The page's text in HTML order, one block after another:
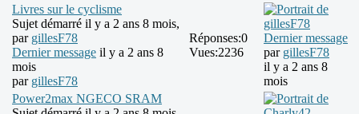
Livres sur le cyclisme
Sujet démarré il y a 2 ans 8 mois,
par gillesF78
Dernier message il y a 2 ans 8
mois
par gillesF78
Réponses:0
Vues:2236
Dernier message
par gillesF78
il y a 2 ans 8
mois
Power2max NGECO SRAM